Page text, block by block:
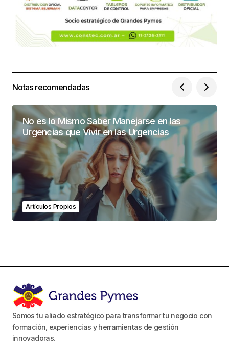
Notas recomendadas
No es lo Mismo Saber Manejarse en las
Urgencias que Vivir en las Urgencias
Artículos Propios
Somos tu aliado estratégico para transformar tu negocio con
formación, experiencias y herramientas de gestión
innovadoras.